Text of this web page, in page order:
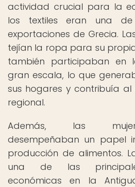
actividad crucial para la
los textiles eran una de
exportaciones de Grecia.
tejían la ropa para su
también participaban en
gran escala, lo que
sus hogares y contribuía
regional.
Además, las
desempeñaban un papel
producción de alimentos.
una de las
económicas en la